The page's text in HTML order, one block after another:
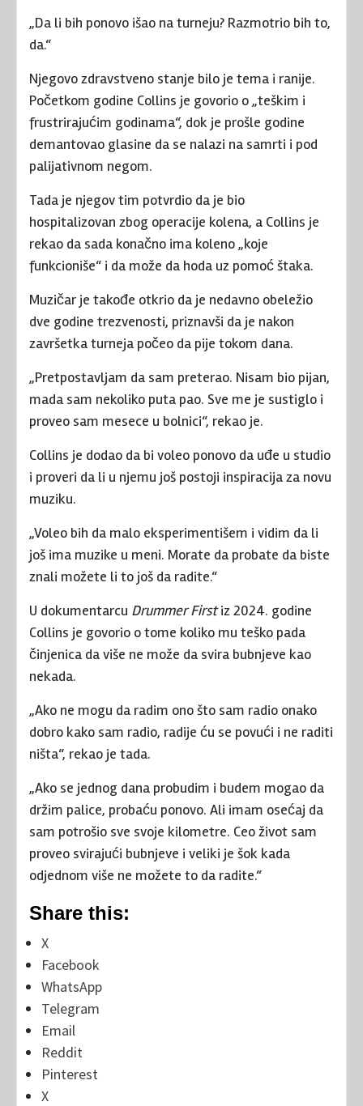
„Da li bih ponovo išao na turneju? Razmotrio bih to,
da.“
Njegovo zdravstveno stanje bilo je tema i ranije.
Početkom godine Collins je govorio o „teškim i
frustrirajućim godinama“, dok je prošle godine
demantovao glasine da se nalazi na samrti i pod
palijativnom negom.
Tada je njegov tim potvrdio da je bio
hospitalizovan zbog operacije kolena, a Collins je
rekao da sada konačno ima koleno „koje
funkcioniše“ i da može da hoda uz pomoć štaka.
Muzičar je takođe otkrio da je nedavno obeležio
dve godine trezvenosti, priznavši da je nakon
završetka turneja počeo da pije tokom dana.
„Pretpostavljam da sam preterao. Nisam bio pijan,
mada sam nekoliko puta pao. Sve me je sustiglo i
proveo sam mesece u bolnici“, rekao je.
Collins je dodao da bi voleo ponovo da uđe u studio
i proveri da li u njemu još postoji inspiracija za novu
muziku.
„Voleo bih da malo eksperimentišem i vidim da li
još ima muzike u meni. Morate da probate da biste
znali možete li to još da radite.“
U dokumentarcu Drummer Firstiz 2024. godine
Collins je govorio o tome koliko mu teško pada
činjenica da više ne može da svira bubnjeve kao
nekada.
„Ako ne mogu da radim ono što sam radio onako
dobro kako sam radio, radije ću se povući i ne raditi
ništa“, rekao je tada.
„Ako se jednog dana probudim i budem mogao da
držim palice, probaću ponovo. Ali imam osećaj da
sam potrošio sve svoje kilometre. Ceo život sam
proveo svirajući bubnjeve i veliki je šok kada
odjednom više ne možete to da radite.“
Share this:
X
Facebook
WhatsApp
Telegram
Email
Reddit
Pinterest
X